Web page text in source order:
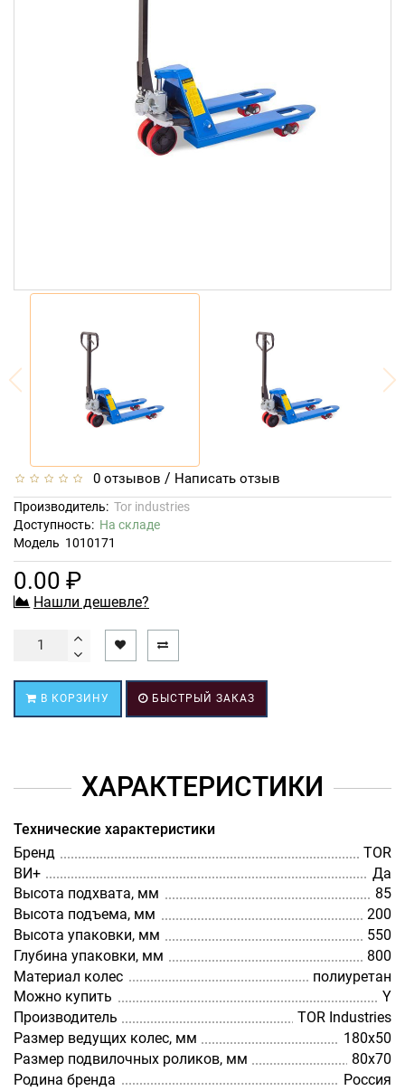
0 отзывов / Написать отзыв
Производитель: Tor industries
Доступность: На складе
Модель 1010171
0.00 ₽
Нашли дешевле?
В КОРЗИНУ БЫСТРЫЙ ЗАКАЗ
ХАРАКТЕРИСТИКИ
Технические характеристики
Бренд
TOR
ВИ+
Да
Высота подхвата, мм
85
Высота подъема, мм
200
Высота упаковки, мм
550
Глубина упаковки, мм
800
Материал колес
полиуретан
Можно купить
Y
Производитель
TOR Industries
Размер ведущих колес, мм
180х50
Размер подвилочных роликов, мм
80х70
Родина бренда
Россия